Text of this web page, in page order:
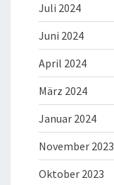
Juli 2024
Juni 2024
April 2024
März 2024
Januar 2024
November 2023
Oktober 2023